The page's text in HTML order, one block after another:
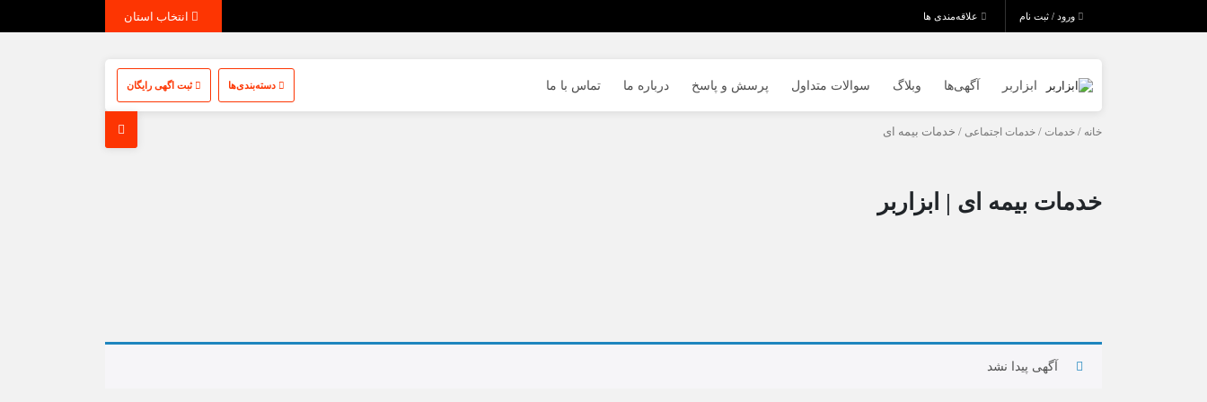
ورود / ثبت نام علاقه‌مندی ها
ابزاربر آگهی‌ها وبلاگ سوالات متداول پرسش و پاسخ درباره ما تماس با ما دسته‌بندی‌ها ثبت اگهی رایگان
خانه / خدمات / خدمات اجتماعی / خدمات بیمه ای
خدمات بیمه ای | ابزاربر
آگهی پیدا نشد